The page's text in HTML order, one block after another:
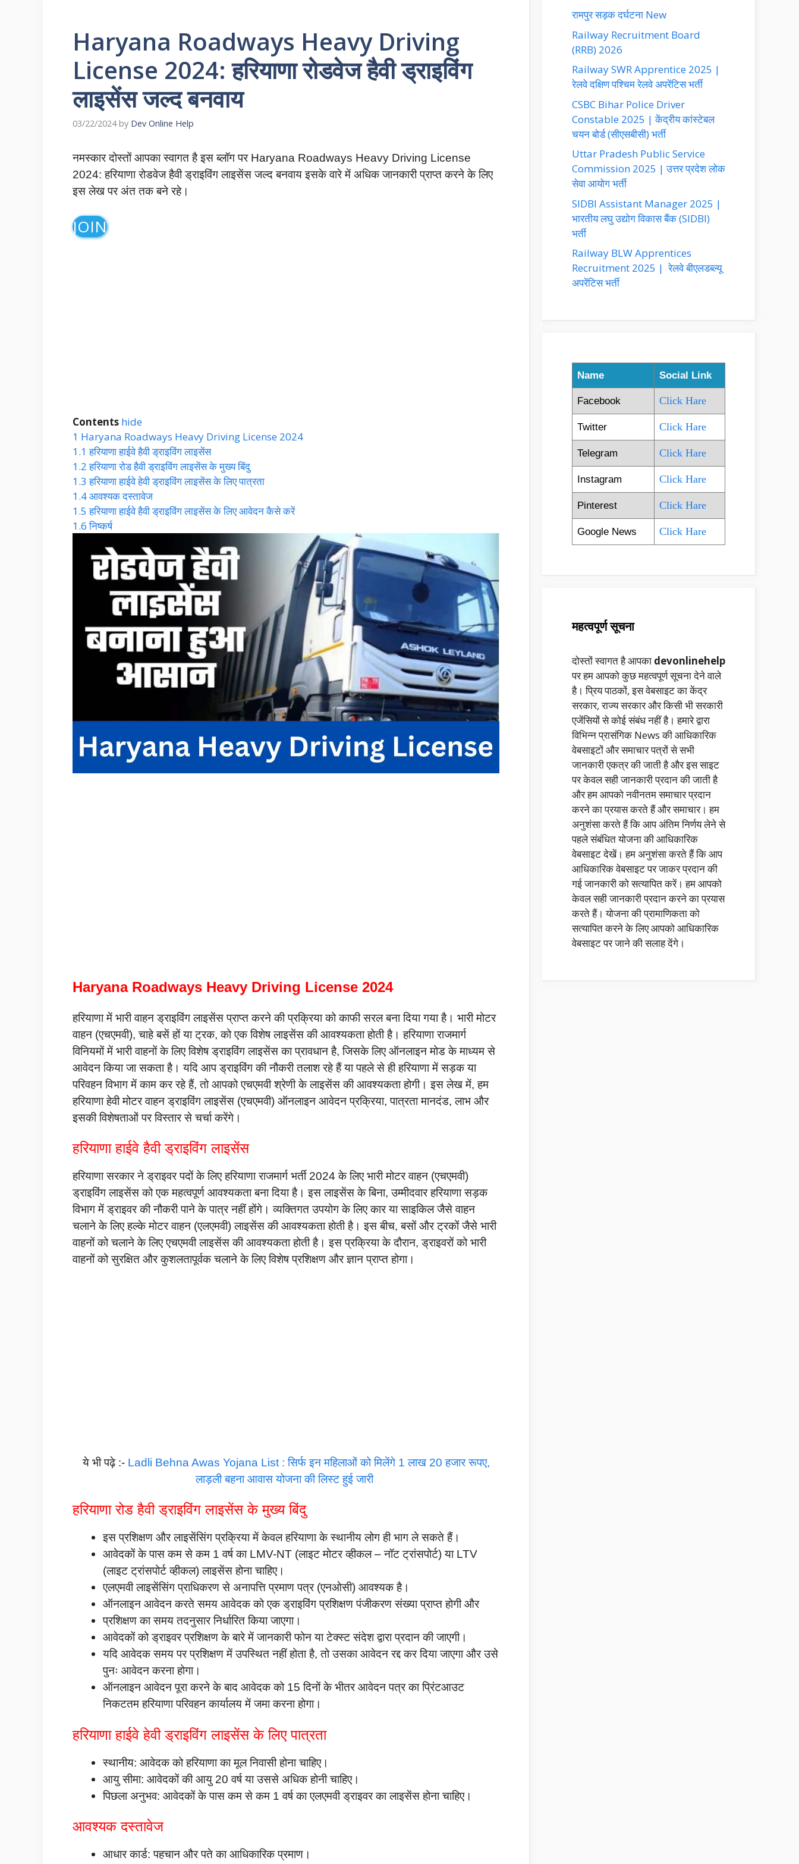
Haryana Roadways Heavy Driving
License 2024: हरियाणा रोडवेज हैवी ड्राइविंग
लाइसेंस जल्द बनवाय
03/22/2024 by Dev Online Help
नमस्कार दोस्तों आपका स्वागत है इस ब्लॉग पर Haryana Roadways Heavy Driving License
2024: हरियाणा रोडवेज हैवी ड्राइविंग लाइसेंस जल्द बनवाय इसके वारे में अधिक जानकारी प्राप्त करने के लिए
इस लेख पर अंत तक बने रहे।
JOIN
Contents hide
1 Haryana Roadways Heavy Driving License 2024
1.1 हरियाणा हाईवे हैवी ड्राइविंग लाइसेंस
1.2 हरियाणा रोड हैवी ड्राइविंग लाइसेंस के मुख्य बिंदु
1.3 हरियाणा हाईवे हेवी ड्राइविंग लाइसेंस के लिए पात्रता
1.4आवश्यक दस्तावेज
1.5 हरियाणा हाईवे हैवी ड्राइविंग लाइसेंस के लिए आवेदन कैसे करें
1.6 निष्कर्ष
Haryana Roadways Heavy Driving License 2024
हरियाणा में भारी वाहन ड्राइविंग लाइसेंस प्राप्त करने की प्रक्रिया को काफी सरल बना दिया गया है। भारी मोटर
वाहन (एचएमवी), चाहे बसें हों या ट्रक, को एक विशेष लाइसेंस की आवश्यकता होती है। हरियाणा राजमार्ग
विनियमों में भारी वाहनों के लिए विशेष ड्राइविंग लाइसेंस का प्रावधान है, जिसके लिए ऑनलाइन मोड के माध्यम से
आवेदन किया जा सकता है। यदि आप ड्राइविंग की नौकरी तलाश रहे हैं या पहले से ही हरियाणा में सड़क या
परिवहन विभाग में काम कर रहे हैं, तो आपको एचएमवी श्रेणी के लाइसेंस की आवश्यकता होगी। इस लेख में, हम
हरियाणा हेवी मोटर वाहन ड्राइविंग लाइसेंस (एचएमवी) ऑनलाइन आवेदन प्रक्रिया, पात्रता मानदंड, लाभ और
इसकी विशेषताओं पर विस्तार से चर्चा करेंगे।
हरियाणा हाईवे हैवी ड्राइविंग लाइसेंस
हरियाणा सरकार ने ड्राइवर पदों के लिए हरियाणा राजमार्ग भर्ती 2024 के लिए भारी मोटर वाहन (एचएमवी)
ड्राइविंग लाइसेंस को एक महत्वपूर्ण आवश्यकता बना दिया है। इस लाइसेंस के बिना, उम्मीदवार हरियाणा सड़क
विभाग में ड्राइवर की नौकरी पाने के पात्र नहीं होंगे। व्यक्तिगत उपयोग के लिए कार या साइकिल जैसे वाहन
चलाने के लिए हल्के मोटर वाहन (एलएमवी) लाइसेंस की आवश्यकता होती है। इस बीच, बसों और ट्रकों जैसे भारी
वाहनों को चलाने के लिए एचएमवी लाइसेंस की आवश्यकता होती है। इस प्रक्रिया के दौरान, ड्राइवरों को भारी
वाहनों को सुरक्षित और कुशलतापूर्वक चलाने के लिए विशेष प्रशिक्षण और ज्ञान प्राप्त होगा।
ये भी पढ़े :- Ladli Behna Awas Yojana List : सिर्फ इन महिलाओं को मिलेंगे 1 लाख 20 हजार रूपए,
लाड़ली बहना आवास योजना की लिस्ट हुई जारी
हरियाणा रोड हैवी ड्राइविंग लाइसेंस के मुख्य बिंदु
इस प्रशिक्षण और लाइसेंसिंग प्रक्रिया में केवल हरियाणा के स्थानीय लोग ही भाग ले सकते हैं।
आवेदकों के पास कम से कम 1 वर्ष का LMV-NT (लाइट मोटर व्हीकल – नॉट ट्रांसपोर्ट) या LTV
(लाइट ट्रांसपोर्ट व्हीकल) लाइसेंस होना चाहिए।
एलएमवी लाइसेंसिंग प्राधिकरण से अनापत्ति प्रमाण पत्र (एनओसी) आवश्यक है।
ऑनलाइन आवेदन करते समय आवेदक को एक ड्राइविंग प्रशिक्षण पंजीकरण संख्या प्राप्त होगी और
प्रशिक्षण का समय तदनुसार निर्धारित किया जाएगा।
आवेदकों को ड्राइवर प्रशिक्षण के बारे में जानकारी फोन या टेक्स्ट संदेश द्वारा प्रदान की जाएगी।
यदि आवेदक समय पर प्रशिक्षण में उपस्थित नहीं होता है, तो उसका आवेदन रद्द कर दिया जाएगा और उसे
पुनः आवेदन करना होगा।
ऑनलाइन आवेदन पूरा करने के बाद आवेदक को 15 दिनों के भीतर आवेदन पत्र का प्रिंटआउट
निकटतम हरियाणा परिवहन कार्यालय में जमा करना होगा।
हरियाणा हाईवे हेवी ड्राइविंग लाइसेंस के लिए पात्रता
स्थानीय: आवेदक को हरियाणा का मूल निवासी होना चाहिए।
आयु सीमा: आवेदकों की आयु 20 वर्ष या उससे अधिक होनी चाहिए।
पिछला अनुभव: आवेदकों के पास कम से कम 1 वर्ष का एलएमवी ड्राइवर का लाइसेंस होना चाहिए।
आवश्यक दस्तावेज
आधार कार्ड: पहचान और पते का आधिकारिक प्रमाण।
रामपुर सड़क दर्घटना New
Railway Recruitment Board
(RRB) 2026
Railway SWR Apprentice 2025 |
रेलवे दक्षिण पश्चिम रेलवे अपरेंटिस भर्ती
CSBC Bihar Police Driver
Constable 2025 | केंद्रीय कांस्टेबल
चयन बोर्ड (सीएसबीसी) भर्ती
Uttar Pradesh Public Service
Commission 2025 | उत्तर प्रदेश लोक
सेवा आयोग भर्ती
SIDBI Assistant Manager 2025 |
भारतीय लघु उद्योग विकास बैंक (SIDBI)
भर्ती
Railway BLW Apprentices
Recruitment 2025 | रेलवे बीएलडब्ल्यू
अपरेंटिस भर्ती
Name Social Link
Facebook Click Hare
Twitter Click Hare
Telegram Click Hare
Instagram Click Hare
Pinterest Click Hare
Google News Click Hare
महत्वपूर्ण सूचना
दोस्तों स्वागत है आपका devonlinehelp
पर हम आपको कुछ महत्वपूर्ण सूचना देने वाले
है। प्रिय पाठकों, इस वेबसाइट का केंद्र
सरकार, राज्य सरकार और किसी भी सरकारी
एजेंसियों से कोई संबंध नहीं है। हमारे द्वारा
विभिन्न प्रासंगिक News की आधिकारिक
वेबसाइटों और समाचार पत्रों से सभी
जानकारी एकत्र की जाती है और इस साइट
पर केवल सही जानकारी प्रदान की जाती है
और हम आपको नवीनतम समाचार प्रदान
करने का प्रयास करते हैं और समाचार। हम
अनुशंसा करते हैं कि आप अंतिम निर्णय लेने से
पहले संबंधित योजना की आधिकारिक
वेबसाइट देखें। हम अनुशंसा करते हैं कि आप
आधिकारिक वेबसाइट पर जाकर प्रदान की
गई जानकारी को सत्यापित करें। हम आपको
केवल सही जानकारी प्रदान करने का प्रयास
करते हैं। योजना की प्रामाणिकता को
सत्यापित करने के लिए आपको आधिकारिक
वेबसाइट पर जाने की सलाह देंगे।